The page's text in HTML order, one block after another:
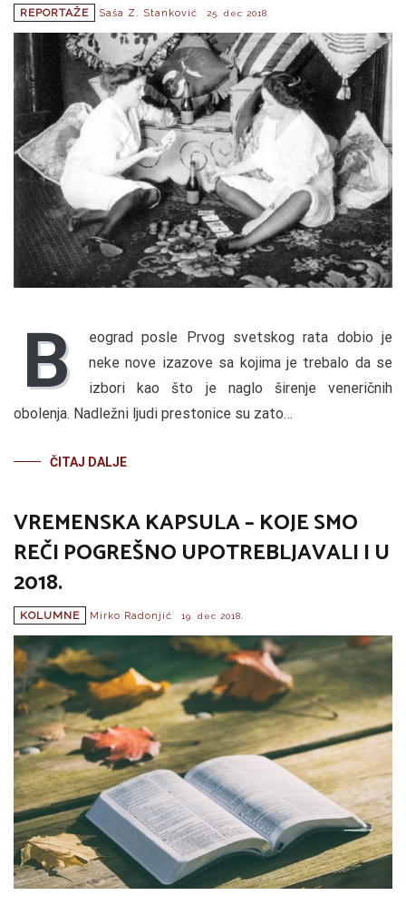
REPORTAŽE Saša Z. Stanković 25. dec 2018.
B
eograd posle Prvog svetskog rata dobio je
neke nove izazove sa kojima je trebalo da se
izbori kao što je naglo širenje veneričnih
obolenja. Nadležni ljudi prestonice su zato…
ČITAJ DALJE
VREMENSKA KAPSULA – KOJE SMO
REČI POGREŠNO UPOTREBLJAVALI I U
2018.
KOLUMNE Mirko Radonjić 19. dec 2018.